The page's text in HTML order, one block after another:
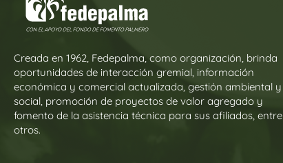
Creada en 1962, Fedepalma, como organización, brinda
oportunidades de interacción gremial, información
económica y comercial actualizada, gestión ambiental y
social, promoción de proyectos de valor agregado y
fomento de la asistencia técnica para sus afiliados, entre
otros.